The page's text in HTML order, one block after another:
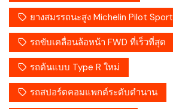
ยางสมรรถนะสูง Michelin Pilot Sport
รถขับเคลื่อนล้อหน้า FWD ที่เร็วที่สุด
รถต้นแบบ Type R ใหม่
รถสปอร์ตคอมแพกต์ระดับตำนาน